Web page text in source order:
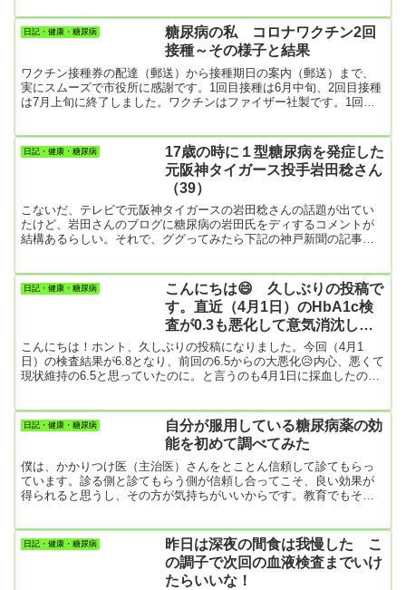
るのはカレーライスとか麺類の炭水化物ですね。僕、もち米の入っ
た炊き込みご飯が大好きなんですが、これを満足するまで食べると
1.5㎏くらいすぐ太ってしまいます。 今日は散歩もしなかった。けれ
ど、腕立...
日記・健康・糖尿病
糖尿病の私 コロナワクチン2回
接種～その様子と結果
ワクチン接種券の配達（郵送）から接種期日の案内（郵送）まで、
実にスムーズで市役所に感謝です。1回目接種は6月中旬、2回目接種
は7月上旬に終了しました。ワクチンはファイザー社製です。1回目
ん。みなさん、マスクはかけていました。係員の案内もスムーズで
した。しばらく待っていたら順番が回ってきて、左腕の上腕部に注
射針をズブリと刺して一瞬で終わりました。針を刺す痛みが少しあ
日記・健康・糖尿病
17歳の時に１型糖尿病を発症した
元阪神タイガース投手岩田稔さん
（39）
こないだ、テレビで元阪神タイガースの岩田稔さんの話題が出てい
たけど、岩田さんのブログに糖尿病の岩田氏をディするコメントが
結構あるらしい。それで、ググってみたら下記の神戸新聞の記事が
かないお人柄だと思う。立派な人だ。であるのにネットではディす
る人が少なからずいるらしい。考えてみれば、ネットでコメントし
てくる人は多くがこういう人たちなのかもしれない。アイドルグル
日記・健康・糖尿病
こんにちは😄 久しぶりの投稿で
す。直近（4月1日）のHbA1c検
査が0.3も悪化して意気消沈して
いました
こんにちは！ホント、久しぶりの投稿になりました。今回（4月1
日）の検査結果が6.8となり、前回の6.5からの大悪化😥内心、悪くて
現状維持の6.5と思っていたのに。と言うのも4月1日に採血したの
日1万歩以上を頑張って歩き続けたというわけです。そうであったの
に、結果が6.8に悪化ということでもうがっくり＿|￣|○😞このブログ
を書く元気も出ませんでした😅結果には原因がつき...
日記・健康・糖尿病
自分が服用している糖尿病薬の効
能を初めて調べてみた
僕は、かかりつけ医（主治医）さんをとことん信頼して診てもらっ
ています。診る側と診てもらう側が信頼し合ってこそ、良い効果が
得られると思うし、その方が気持ちがいいからです。教育でもそう
らった薬の説明書は読まずにそのまま飲んでいました。そこで今日
は、あらためて服用している薬の効能を調べてみます 僕が飲んでい
る薬（４種類）アマリールインスリンの分泌を促して血糖値を下げ
日記・健康・糖尿病
昨日は深夜の間食は我慢した こ
の調子で次回の血液検査までいけ
たらいいな！